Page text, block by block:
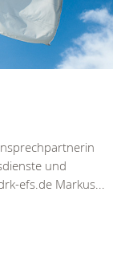
und
efs.de Markus...